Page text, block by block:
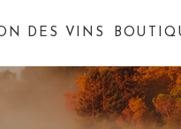
DES VINS